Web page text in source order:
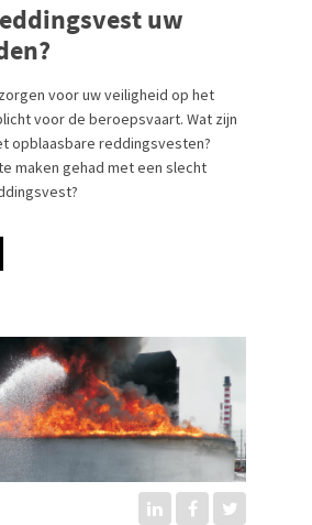
uw
voor uw veiligheid op het
voor de beroepsvaart. Wat zijn
opblaasbare reddingsvesten?
maken gehad met een slecht